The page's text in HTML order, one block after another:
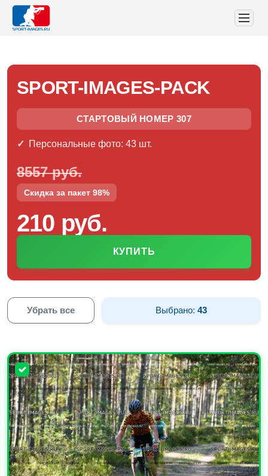
SPORT-IMAGES-PACK
СТАРТОВЫЙ НОМЕР 307
Персональные фото: 43 шт.
8557 руб.
Скидка за пакет 98%
210 руб.
КУПИТЬ
Убрать все Выбрано:43